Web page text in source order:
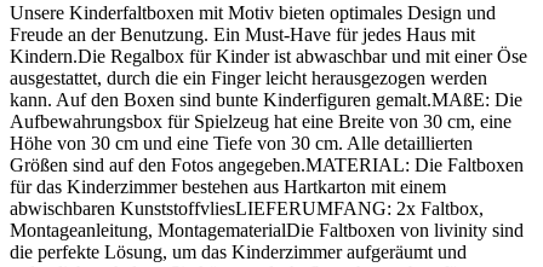
Unsere Kinderfaltboxen mit Motiv bieten optimales Design und
Freude an der Benutzung. Ein Must-Have für jedes Haus mit
Kindern.Die Regalbox für Kinder ist abwaschbar und mit einer Öse
ausgestattet, durch die ein Finger leicht herausgezogen werden
kann. Auf den Boxen sind bunte Kinderfiguren gemalt.MAßE: Die
Aufbewahrungsbox für Spielzeug hat eine Breite von 30 cm, eine
Höhe von 30 cm und eine Tiefe von 30 cm. Alle detaillierten
Größen sind auf den Fotos angegeben.MATERIAL: Die Faltboxen
für das Kinderzimmer bestehen aus Hartkarton mit einem
abwischbaren KunststoffvliesLIEFERUMFANG: 2x Faltbox,
Montageanleitung, MontagematerialDie Faltboxen von livinity sind
die perfekte Lösung, um das Kinderzimmer aufgeräumt und